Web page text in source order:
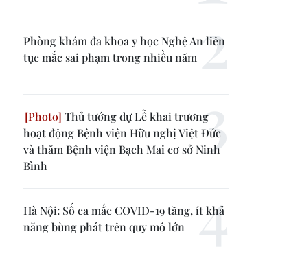
Phòng khám đa khoa y học Nghệ An liên
tục mắc sai phạm trong nhiều năm
Thủ tướng dự Lễ khai trương
hoạt động Bệnh viện Hữu nghị Việt Đức
và thăm Bệnh viện Bạch Mai cơ sở Ninh
Bình
Hà Nội: Số ca mắc COVID-19 tăng, ít khả
năng bùng phát trên quy mô lớn